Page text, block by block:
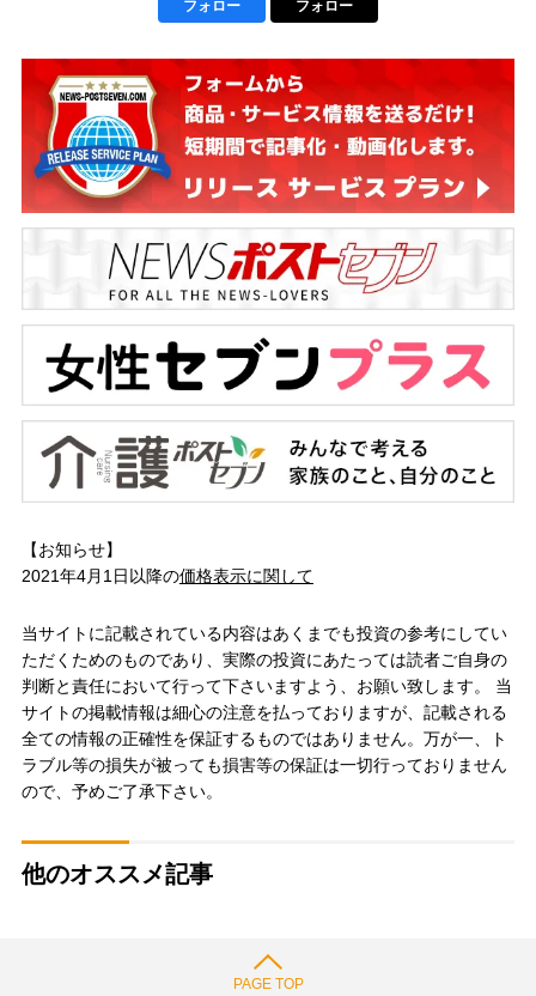
フォロー フォロー
【お知らせ】
2021年4月1日以降の価格表示に関して
当サイトに記載されている内容はあくまでも投資の参考にしてい
ただくためのものであり、実際の投資にあたっては読者ご自身の
判断と責任において行って下さいますよう、お願い致します。 当
サイトの掲載情報は細心の注意を払っておりますが、記載される
全ての情報の正確性を保証するものではありません。万が一、ト
ラブル等の損失が被っても損害等の保証は一切行っておりません
ので、予めご了承下さい。
他のオススメ記事
PAGE TOP